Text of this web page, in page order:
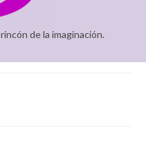
de la imaginación.